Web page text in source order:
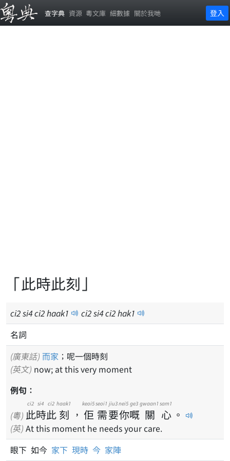
查字典 資源 粵文庫 細數據 關於我哋 登入
「此時此刻」
ci2si4ci2haak1 ci2si4ci2hak1
名詞
(廣東話) 而家 ；呢一個時刻
(英文) now; at this very moment
例句：
(粵) 此
ci2
時
si4
此
ci2
刻
haak1
， 佢
keoi5
需
seoi1
要
jiu3
你
nei5
嘅
ge3
關
gwaan1
心
sam1
。
(英) At this moment he needs your care.
眼下 如今 家下 現時 今 家陣